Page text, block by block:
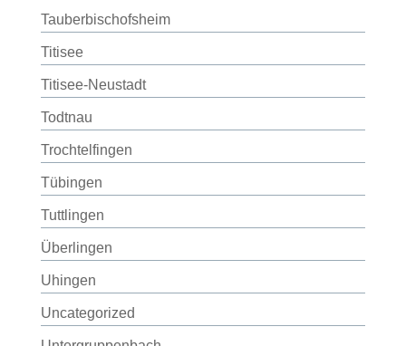
Tauberbischofsheim
Titisee
Titisee-Neustadt
Todtnau
Trochtelfingen
Tübingen
Tuttlingen
Überlingen
Uhingen
Uncategorized